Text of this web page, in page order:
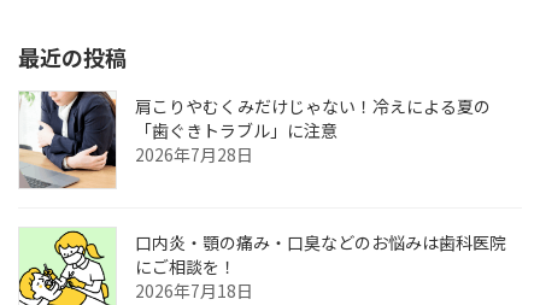
最近の投稿
肩こりやむくみだけじゃない！冷えによる夏の
「歯ぐきトラブル」に注意
2026年7月28日
口内炎・顎の痛み・口臭などのお悩みは歯科医院
にご相談を！
2026年7月18日